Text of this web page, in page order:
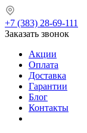
+7 (383) 28-69-111
Заказать звонок
Акции
Оплата
Доставка
Гарантии
Блог
Контакты